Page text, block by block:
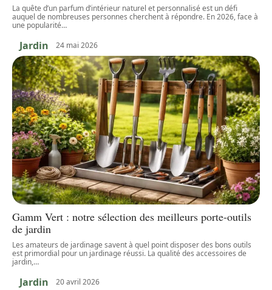
La quête d’un parfum d’intérieur naturel et personnalisé est un défi
auquel de nombreuses personnes cherchent à répondre. En 2026, face à
une popularité…
Jardin 24 mai 2026
Gamm Vert : notre sélection des meilleurs porte-outils
de jardin
Les amateurs de jardinage savent à quel point disposer des bons outils
est primordial pour un jardinage réussi. La qualité des accessoires de
jardin,…
Jardin 20 avril 2026